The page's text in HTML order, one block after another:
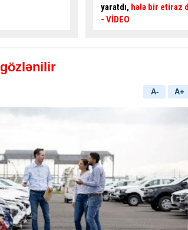
qadın sürücüsakinləri
boğaza yığdı
A- A+